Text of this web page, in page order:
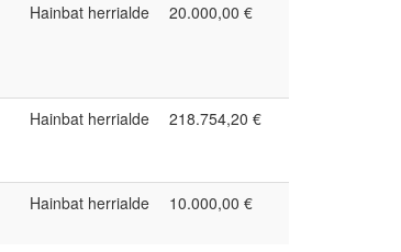
Hainbat herrialde 20.000,00 €
Hainbat herrialde 218.754,20 €
Hainbat herrialde 10.000,00 €